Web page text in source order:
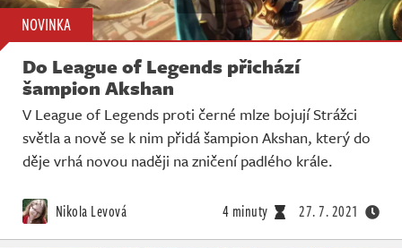
NOVINKA
Do League of Legends přichází
šampion Akshan
V League of Legends proti černé mlze bojují Strážci
světla a nově se k nim přidá šampion Akshan, který do
děje vrhá novou naději na zničení padlého krále.
Nikola Levová 4 minuty 27. 7. 2021